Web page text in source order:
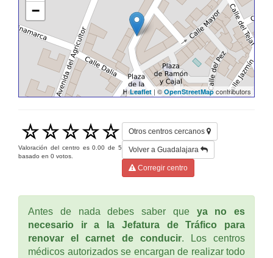
−
Leaflet | © OpenStreetMap contributors
Valoración del centro es0.00 de5
basado en 0 votos.
Otros centros cercanos
Volver a Guadalajara
Corregir centro
Antes de nada debes saber que ya no es
necesario ir a la Jefatura de Tráfico para
renovar el carnet de conducir. Los centros
médicos autorizados se encargan de realizar todo